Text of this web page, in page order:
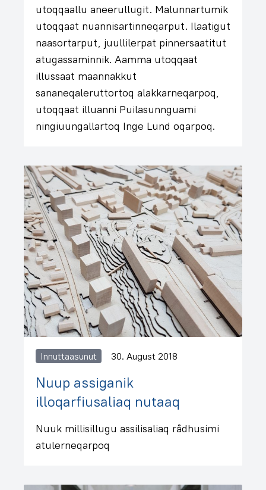
utoqqaallu aneerullugit. Malunnartumik
utoqqaat nuannisartinneqarput. Ilaatigut
naasortarput, juullilerpat pinnersaatitut
atugassaminnik. Aamma utoqqaat
illussaat maannakkut
sananeqaleruttortoq alakkarneqarpoq,
utoqqaat illuanni Puilasunnguami
ningiuungallartoq Inge Lund oqarpoq.
Innuttaasunut 30. August 2018
Nuup assiganik
illoqarfiusaliaq nutaaq
Nuuk millisillugu assilisaliaq rådhusimi
atulerneqarpoq